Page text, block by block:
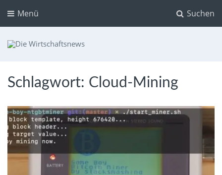
Suchen
Menü
Schlagwort: Cloud-Mining